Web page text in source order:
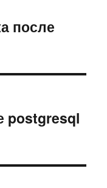
после
postgresql